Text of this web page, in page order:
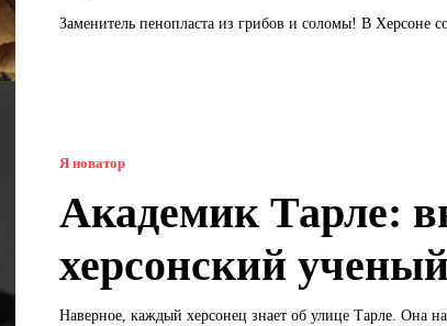
Заменитель пенопласта из грибов и соломы! В Херсоне
Я новатор
Академик Тарле:
херсонский ученый
Наверное, каждый херсонец знает об улице Тарле. Она